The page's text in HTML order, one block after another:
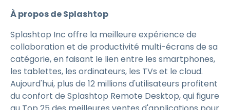
À propos de Splashtop
Splashtop Inc offre la meilleure expérience de
collaboration et de productivité multi-écrans de sa
catégorie, en faisant le lien entre les smartphones,
les tablettes, les ordinateurs, les TVs et le cloud.
Aujourd'hui, plus de 12 millions d'utilisateurs profitent
du confort de Splashtop Remote Desktop, qui figure